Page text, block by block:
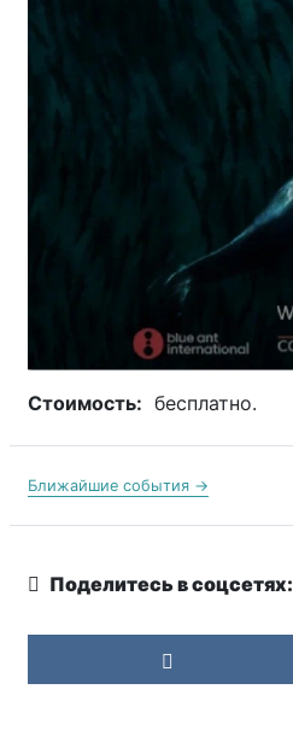
Стоимость: бесплатно.
Ближайшие события →
Поделитесь в соцсетях: